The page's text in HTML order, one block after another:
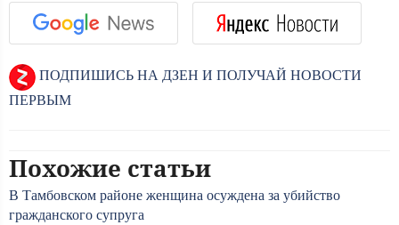
ПОДПИШИСЬ НА ДЗЕН И ПОЛУЧАЙ НОВОСТИ
ПЕРВЫМ
Похожие статьи
В Тамбовском районе женщина осуждена за убийство
гражданского супруга